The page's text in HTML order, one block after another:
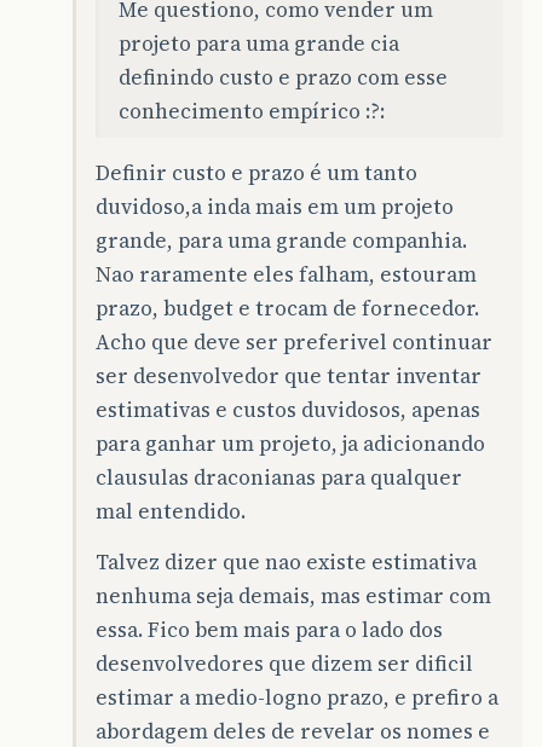
Me questiono, como vender um
projeto para uma grande cia
definindo custo e prazo com esse
conhecimento empírico :?:
Definir custo e prazo é um tanto
duvidoso,a inda mais em um projeto
grande, para uma grande companhia.
Nao raramente eles falham, estouram
prazo, budget e trocam de fornecedor.
Acho que deve ser preferivel continuar
ser desenvolvedor que tentar inventar
estimativas e custos duvidosos, apenas
para ganhar um projeto, ja adicionando
clausulas draconianas para qualquer
mal entendido.
Talvez dizer que nao existe estimativa
nenhuma seja demais, mas estimar com
essa. Fico bem mais para o lado dos
desenvolvedores que dizem ser dificil
estimar a medio-logno prazo, e prefiro a
abordagem deles de revelar os nomes e